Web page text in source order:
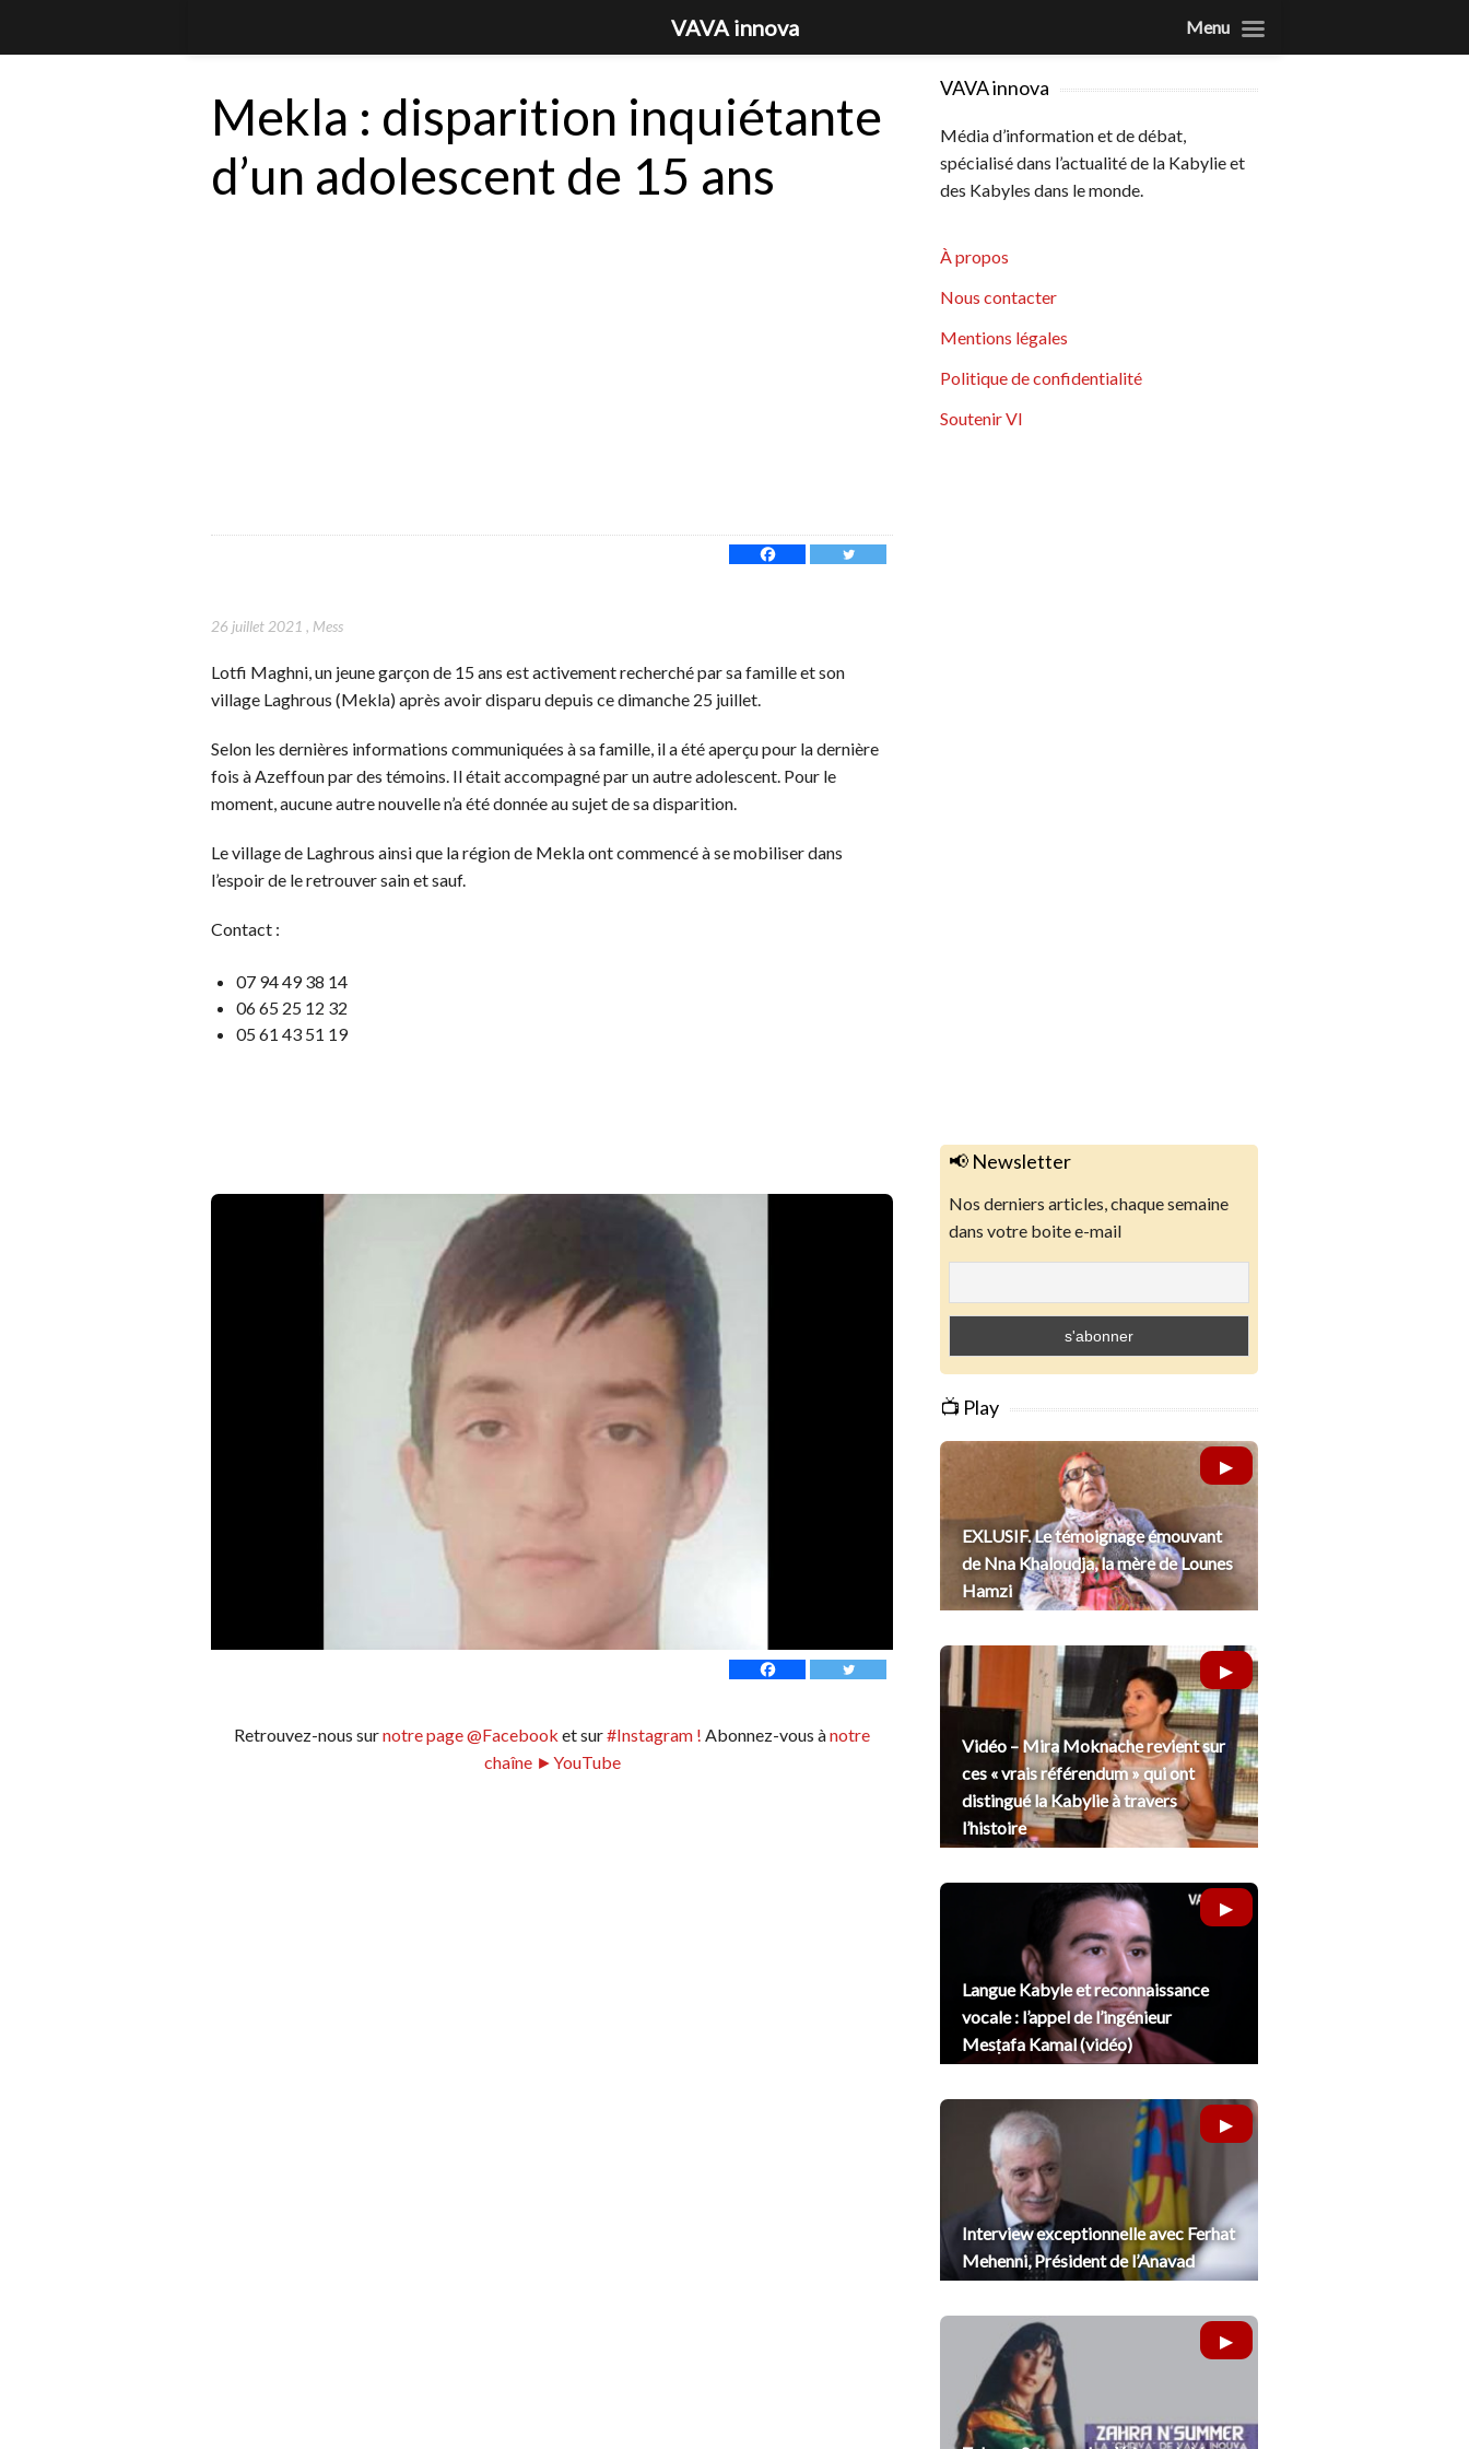
Mekla : disparition inquiétante
d’un adolescent de 15 ans
26 juillet 2021 , Mess
Lotfi Maghni, un jeune garçon de 15 ans est activement recherché par sa famille et son
village Laghrous (Mekla) après avoir disparu depuis ce dimanche 25 juillet.
Selon les dernières informations communiquées à sa famille, il a été aperçu pour la dernière
fois à Azeffoun par des témoins. Il était accompagné par un autre adolescent. Pour le
moment, aucune autre nouvelle n’a été donnée au sujet de sa disparition.
Le village de Laghrous ainsi que la région de Mekla ont commencé à se mobiliser dans
l’espoir de le retrouver sain et sauf.
Contact :
07 94 49 38 14
06 65 25 12 32
05 61 43 51 19
Retrouvez-nous surnotre page @Facebook et sur#Instagram ! Abonnez-vous ànotre
chaîne ►YouTube
VAVA innova
Média d’information et de débat,
spécialisé dans l’actualité de la Kabylie et
des Kabyles dans le monde.
À propos
Nous contacter
Mentions légales
Politique de confidentialité
Soutenir VI
📢 Newsletter
Nos derniers articles, chaque semaine
dans votre boite e-mail
📺 Play
EXLUSIF. Le témoignage émouvant
de Nna Khaloudja, la mère de Lounes
Hamzi
Vidéo – Mira Moknache revient sur
ces « vrais référendum » qui ont
distingué la Kabylie à travers
l’histoire
Langue Kabyle et reconnaissance
vocale : l’appel de l’ingénieur
Mesṭafa Kamal (vidéo)
Interview exceptionnelle avec Ferhat
Mehenni, Président de l’Anavad
VAVA innova Menu